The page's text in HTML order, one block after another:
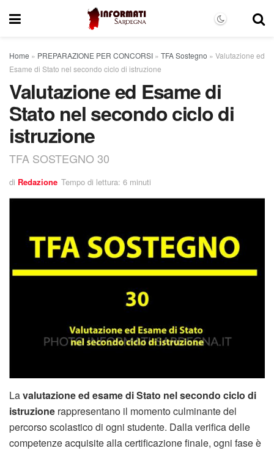
Home » PREPARAZIONE PER CONCORSI » TFA Sostegno » Valutazione ed
Esame di Stato nel secondo ciclo di istruzione
Valutazione ed Esame di
Stato nel secondo ciclo di
istruzione
TFA SOSTEGNO 30
di Redazione Tempo di lettura: 6 minuti
Lavalutazione ed esame di Stato nel secondo ciclo di
istruzione rappresentano il momento culminante del
percorso scolastico di ogni studente. Dalla verifica delle
competenze acquisite alla certificazione finale, ogni fase è